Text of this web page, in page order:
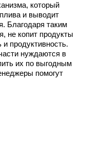
который
и выводит
Благодаря таким
не копит продукты
продуктивность.
нуждаются в
их по выгодным
помогут